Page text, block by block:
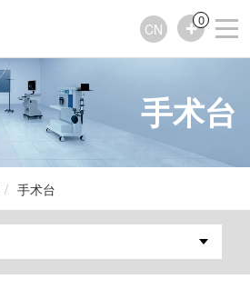
CN
0
手术台
手术台